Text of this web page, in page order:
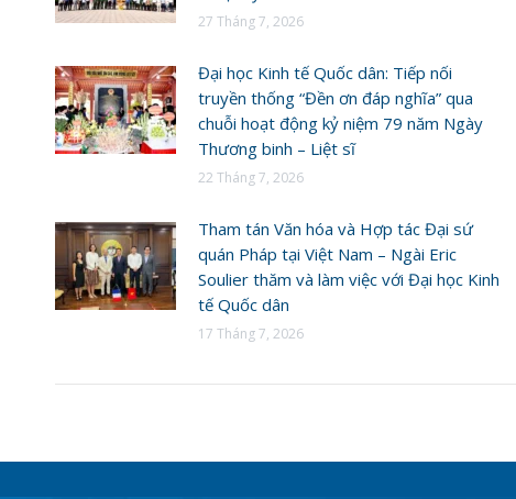
27 Tháng 7, 2026
Đại học Kinh tế Quốc dân: Tiếp nối
truyền thống “Đền ơn đáp nghĩa” qua
chuỗi hoạt động kỷ niệm 79 năm Ngày
Thương binh – Liệt sĩ
22 Tháng 7, 2026
Tham tán Văn hóa và Hợp tác Đại sứ
quán Pháp tại Việt Nam – Ngài Eric
Soulier thăm và làm việc với Đại học Kinh
tế Quốc dân
17 Tháng 7, 2026